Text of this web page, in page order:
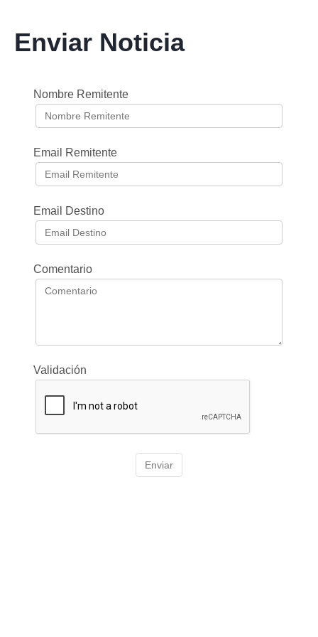
Enviar Noticia
Nombre Remitente
Email Remitente
Email Destino
Comentario
Validación